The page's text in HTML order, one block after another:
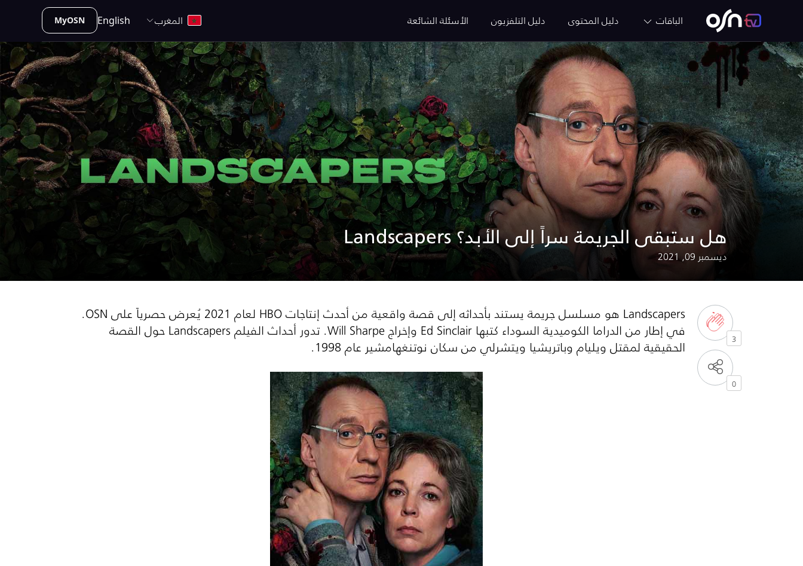
الباقات دليل المحتوى دليل التلفزيون الأسئلة الشائعة المغرب English
MyOSN
Landscapers هل ستبقى الجريمة سراً إلى الأبد؟
ديسمبر 09, 2021
3
0
Landscapers هو مسلسل جريمة يستند بأحداثه إلى قصة واقعية من أحدث إنتاجاتHBO لعام 2021 يُعرض حصرياً على OSN
.
في إطار من الدراما الكوميدية السوداء كتبها Ed Sinclair وإخراجWill Sharpe . تدور أحداث الفيلم Landscapers حول القصة
الحقيقية لمقتل ويليام وباتريشيا ويتشرلي من سكان نوتنغهامشير عام 1998.